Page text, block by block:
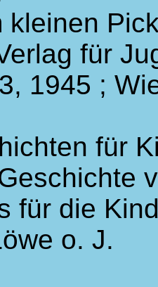
kleinen
für
1945 ;
für
für die
o. J.